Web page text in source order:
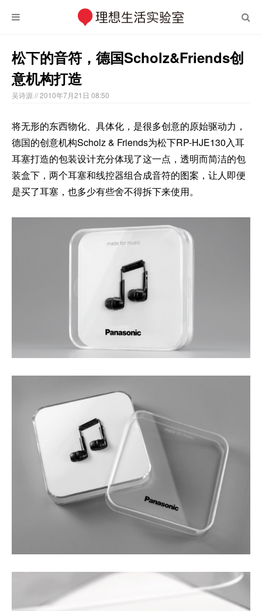
松下的音符，德国Scholz&Friends创
意机构打造
吴诗源 // 2010年7月21日 08:50
将无形的东西物化、具体化，是很多创意的原始驱动力，
德国的创意机构Scholz & Friends为松下RP-HJE130入耳
耳塞打造的包装设计充分体现了这一点，透明而简洁的包
装盒下，两个耳塞和线控器组合成音符的图案，让人即便
是买了耳塞，也多少有些舍不得拆下来使用。